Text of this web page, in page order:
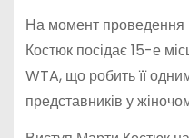
На момент
Костюк посідає 15-е
WTA, що робить її
представників у